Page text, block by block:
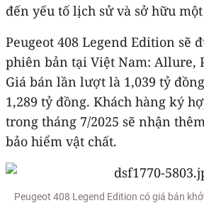
đến yếu tố lịch sử và sở hữu
Peugeot 408 Legend Edition sẽ
phiên bản tại Việt Nam: Allure,
Giá bán lần lượt là 1,039 tỷ
1,289 tỷ đồng. Khách hàng ký
trong tháng 7/2025 sẽ nhận
bảo hiểm vật chất.
Peugeot 408 Legend Edition có giá bán